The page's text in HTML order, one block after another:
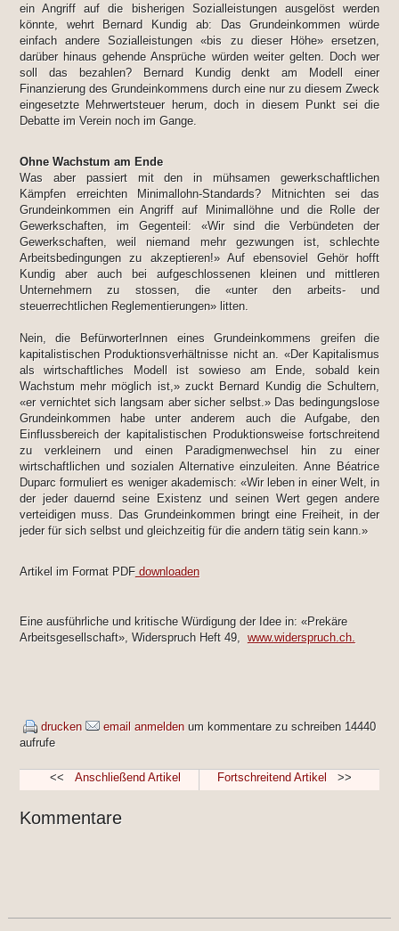
ein Angriff auf die bisherigen Sozialleistungen ausgelöst werden
könnte, wehrt Bernard Kundig ab: Das Grundeinkommen würde
einfach andere Sozialleistungen «bis zu dieser Höhe» ersetzen,
darüber hinaus gehende Ansprüche würden weiter gelten. Doch wer
soll das bezahlen? Bernard Kundig denkt am Modell einer
Finanzierung des Grundeinkommens durch eine nur zu diesem Zweck
eingesetzte Mehrwertsteuer herum, doch in diesem Punkt sei die
Debatte im Verein noch im Gange.
Ohne Wachstum am Ende
Was aber passiert mit den in mühsamen gewerkschaftlichen
Kämpfen erreichten Minimallohn-Standards? Mitnichten sei das
Grundeinkommen ein Angriff auf Minimallöhne und die Rolle der
Gewerkschaften, im Gegenteil: «Wir sind die Verbündeten der
Gewerkschaften, weil niemand mehr gezwungen ist, schlechte
Arbeitsbedingungen zu akzeptieren!» Auf ebensoviel Gehör hofft
Kundig aber auch bei aufgeschlossenen kleinen und mittleren
Unternehmern zu stossen, die «unter den arbeits- und
steuerrechtlichen Reglementierungen» litten.
Nein, die BefürworterInnen eines Grundeinkommens greifen die
kapitalistischen Produktionsverhältnisse nicht an. «Der Kapitalismus
als wirtschaftliches Modell ist sowieso am Ende, sobald kein
Wachstum mehr möglich ist,» zuckt Bernard Kundig die Schultern,
«er vernichtet sich langsam aber sicher selbst.» Das bedingungslose
Grundeinkommen habe unter anderem auch die Aufgabe, den
Einflussbereich der kapitalistischen Produktionsweise fortschreitend
zu verkleinern und einen Paradigmenwechsel hin zu einer
wirtschaftlichen und sozialen Alternative einzuleiten. Anne Béatrice
Duparc formuliert es weniger akademisch: «Wir leben in einer Welt, in
der jeder dauernd seine Existenz und seinen Wert gegen andere
verteidigen muss. Das Grundeinkommen bringt eine Freiheit, in der
jeder für sich selbst und gleichzeitig für die andern tätig sein kann.»
Artikel im Format PDFdownloaden
Eine ausführliche und kritische Würdigung der Idee in: «Prekäre
Arbeitsgesellschaft», Widerspruch Heft 49, www.widerspruch.ch.
drucken email anmeldenum kommentare zu schreiben 14440
aufrufe
<< Anschließend Artikel Fortschreitend Artikel >>
Kommentare